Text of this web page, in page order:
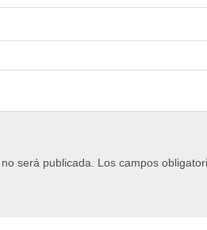
será publicada.
Los campos